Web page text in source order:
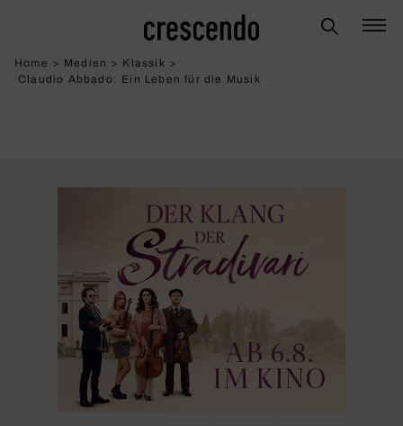
Home > Medien > Klassik >
Claudio Abbado: Ein Leben für die Musik